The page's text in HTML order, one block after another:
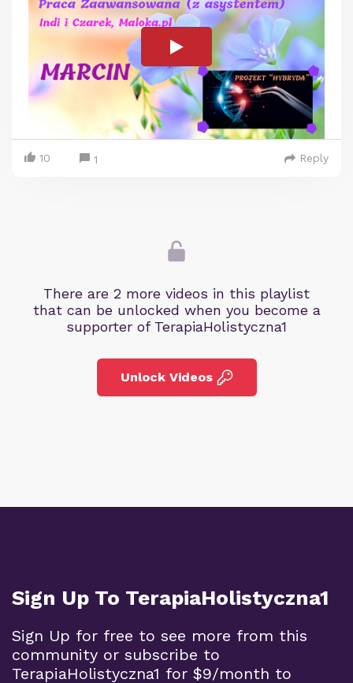
10 1 Reply
There are 2 more videos in this playlist
that can be unlocked when you become a
supporter of TerapiaHolistyczna1
Unlock Videos
Sign Up To TerapiaHolistyczna1
Sign Up for free to see more from this
community or subscribe to
TerapiaHolistyczna1 for $9/month to